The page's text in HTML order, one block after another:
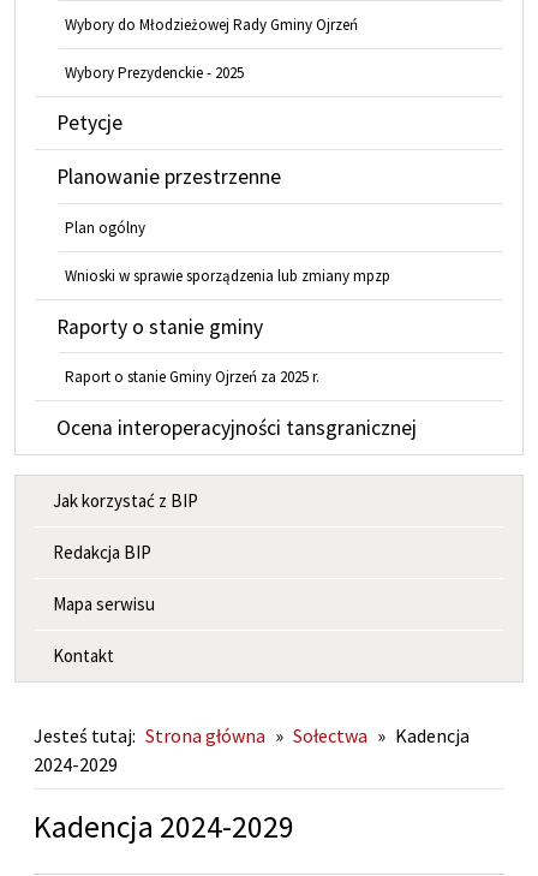
Wybory do Młodzieżowej Rady Gminy Ojrzeń
Wybory Prezydenckie - 2025
Petycje
Planowanie przestrzenne
Plan ogólny
Wnioski w sprawie sporządzenia lub zmiany mpzp
Raporty o stanie gminy
Raport o stanie Gminy Ojrzeń za 2025 r.
Ocena interoperacyjności tansgranicznej
MENU INFORMACYJNE
Jak korzystać z BIP
Redakcja BIP
Mapa serwisu
Kontakt
Jesteś tutaj: Strona główna » Sołectwa » Kadencja
2024-2029
Kadencja 2024-2029